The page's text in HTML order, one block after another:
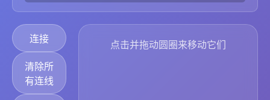
连接
清除所
有连线
点击并拖动圆圈来移动它们